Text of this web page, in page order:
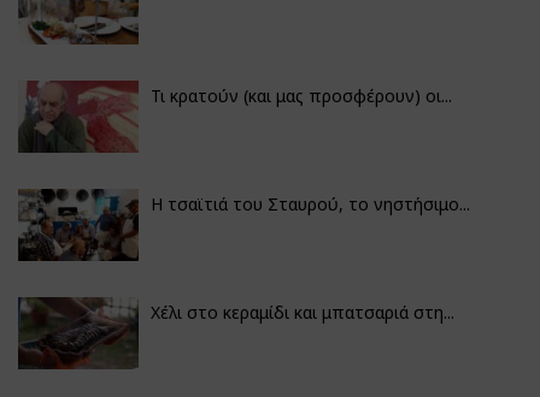
Τι κρατούν (και μας προσφέρουν) οι...
Η τσαϊτιά του Σταυρού, το νηστήσιμο...
Χέλι στο κεραμίδι και μπατσαριά στη...